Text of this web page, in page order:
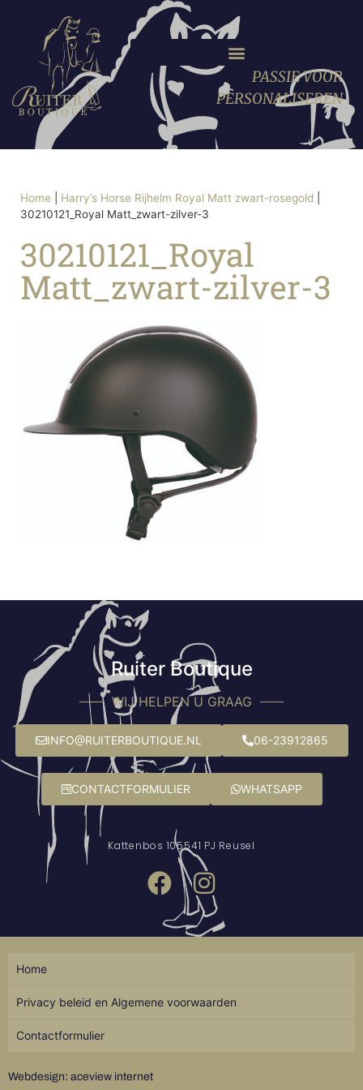
PASSIE VOOR
PERSONALISEREN
Home Harry’s Horse Rijhelm Royal Matt zwart-rosegold
30210121_Royal Matt_zwart-zilver-3
30210121_Royal
Matt_zwart-zilver-3
Ruiter Boutique
WIJ HELPEN U GRAAG
INFO@RUITERBOUTIQUE.NL 06-23912865
CONTACTFORMULIER WHATSAPP
Kattenbos 105541 PJ Reusel
Webdesign: aceview internet
Home
Privacy beleid en Algemene voorwaarden
Contactformulier